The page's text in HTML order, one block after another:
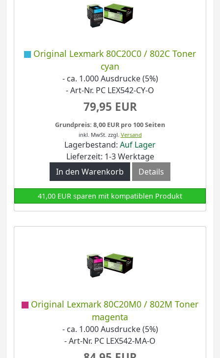
Original Lexmark 80C20C0 / 802C Toner
cyan
- ca. 1.000 Ausdrucke (5%)
- Art-Nr. PC LEX542-CY-O
79,95 EUR
Grundpreis: 8,00 EUR pro 100 Seiten
inkl. MwSt. zzgl. Versand
Lagerbestand: Auf Lager
Lieferzeit: 1-3 Werktage
In den Warenkorb
Details
41,00 EUR sparen mit kompatiblen Produkt
Original Lexmark 80C20M0 / 802M Toner
magenta
- ca. 1.000 Ausdrucke (5%)
- Art-Nr. PC LEX542-MA-O